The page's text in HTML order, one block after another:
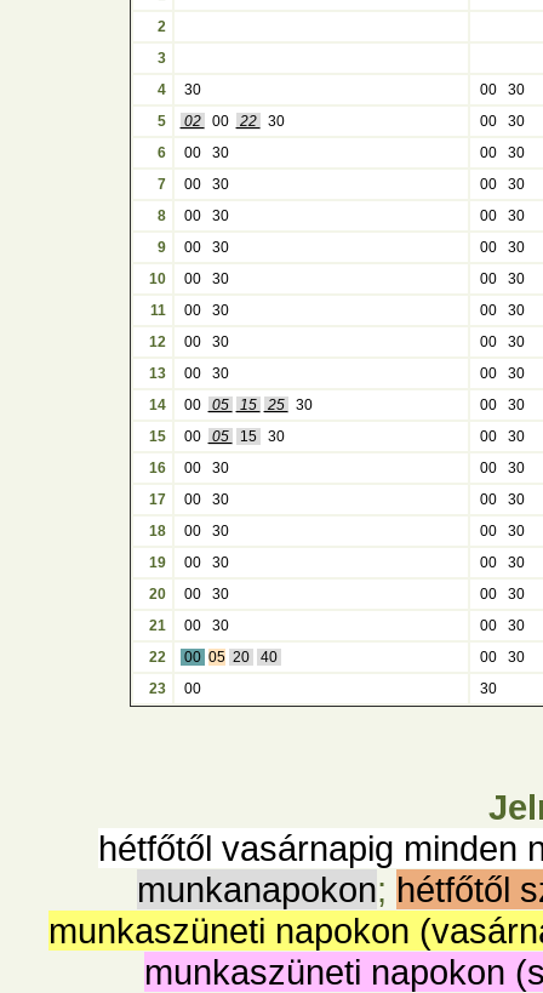
2
3
4
30 00
30
5
02 00 22 30 00
30
6
00 30 00
30
7
00 30 00
30
8
00 30 00
30
9
00 30 00
30
10
00 30 00
30
11
00 30 00
30
12
00 30 00
30
13
00 30 00
30
14
00 05 15 25 30 00
30
15
00 05 15 30 00
30
16
00 30 00
30
17
00 30 00
30
18
00 30 00
30
19
00 30 00
30
20
00 30 00
30
21
00 30 00
30
22
00 05 20 40 00
30
23
00 30
hétfőtől vasárnapig minden
munkanapokon; hétfőtől
munkaszüneti napokon
munkaszüneti napokon